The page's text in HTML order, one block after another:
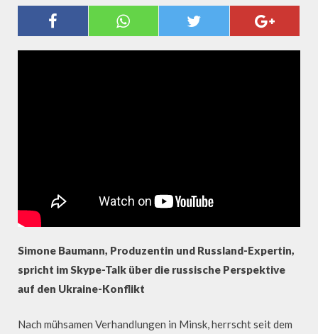
RUSSLAND-EXPERTIN: "IM
UKRAINE-KONFLIKT GEHT ES UM
MACHTERHALT!"
Simone Baumann, Produzentin und Russland-Expertin,
spricht im Skype-Talk über die russische Perspektive
auf den Ukraine-Konflikt
Nach mühsamen Verhandlungen in Minsk, herrscht seit dem